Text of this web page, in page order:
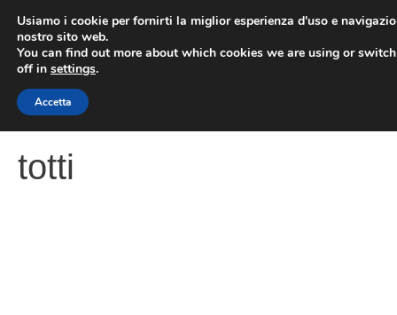
contenuto
totti
Usiamo i cookie per fornirti la miglior esperienza d'uso e
nostro sito web.
You can find out more about which cookies we are using or
off in settings.
Accetta